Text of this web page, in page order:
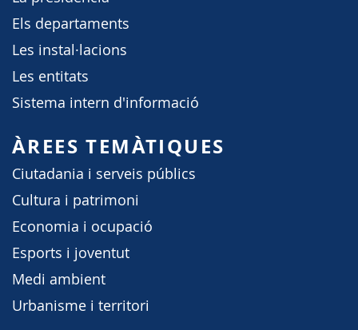
Els departaments
Les instal·lacions
Les entitats
Sistema intern d'informació
ÀREES TEMÀTIQUES
Ciutadania i serveis públics
Cultura i patrimoni
Economia i ocupació
Esports i joventut
Medi ambient
Urbanisme i territori